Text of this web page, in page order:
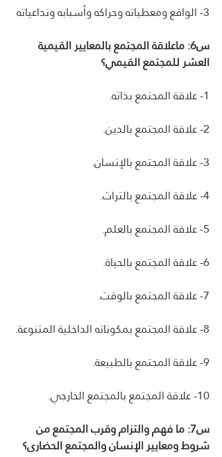
3- الواقع ومعطياته وحراكه وأسبابه وتداعياته
س6: ماعلاقة المجتمع بالمعايير القيمية
العشر للمجتمع القيمي؟
1- علاقة المجتمع بذاته.
2- علاقة المجتمع بالدين.
3- علاقة المجتمع بالإنسان.
4- علاقة المجتمع بالتراث.
5- علاقة المجتمع بالعلم.
6- علاقة المجتمع بالحياة.
7- علاقة المجتمع بالوقت.
8- علاقة المجتمع بمكوناته الداخلية المتنوعة.
9- علاقة المجتمع بالطبيعة.
10- علاقة المجتمع بالمجتمع الخارجي.
س7: ما فهم والتزام وقرب المجتمع من
شروط ومعايير الإنسان والمجتمع الحضارى؟